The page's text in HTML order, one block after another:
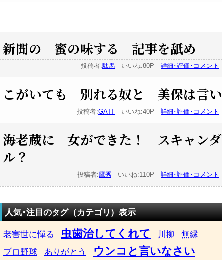
新聞の 蜜の味する 記事を舐め
投稿者:駄馬 いいね:80P 詳細･評価･コメント
こがいても 別れる奴と 美保は言い
投稿者:GATT いいね:40P 詳細･評価･コメント
海老蔵に 女ができた！ スキャンダ
ル？
投稿者:鷹秀 いいね:110P 詳細･評価･コメント
人気･注目のタグ（カテゴリ）表示
老害世に憚る 虫歯治してくれて 川柳
無縁
プロ野球
ありがとう ウンコと言いなさい